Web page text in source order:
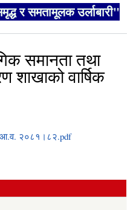
र समतामूलक उर्लाबारी"
समानता तथा
शाखाको वार्षिक
आ.व. २०८१।८२.pdf